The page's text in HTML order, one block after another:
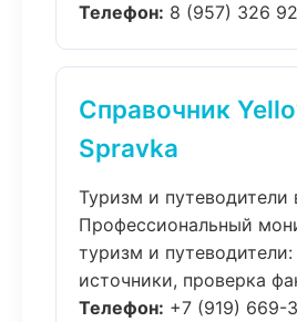
Телефон: 8 (957) 326
Справочник
Spravka
Туризм и путеводители
Профессиональный
туризм и
источники, проверка
Телефон: +7 (919) 669-